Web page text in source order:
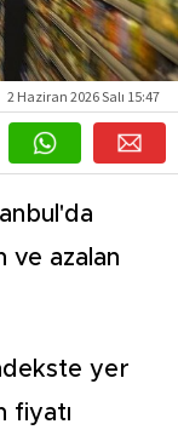
2 Haziran 2026 Salı 15:47
ve azalan
yer
fiyatı